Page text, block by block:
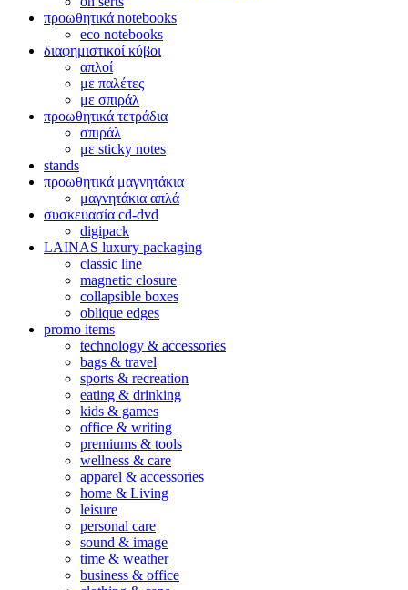
προωθητικά notebooks
eco notebooks
διαφημιστικοί κύβοι
απλοί
με παλέτες
με σπιράλ
προωθητικά τετράδια
σπιράλ
με sticky notes
stands
προωθητικά μαγνητάκια
μαγνητάκια απλά
συσκευασία cd-dvd
digipack
LAINAS luxury packaging
classic line
magnetic closure
collapsible boxes
oblique edges
promo items
technology & accessories
bags & travel
sports & recreation
eating & drinking
kids & games
office & writing
premiums & tools
wellness & care
apparel & accessories
home & Living
leisure
personal care
sound & image
time & weather
business & office